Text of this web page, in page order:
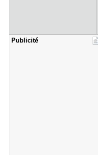
Publicité